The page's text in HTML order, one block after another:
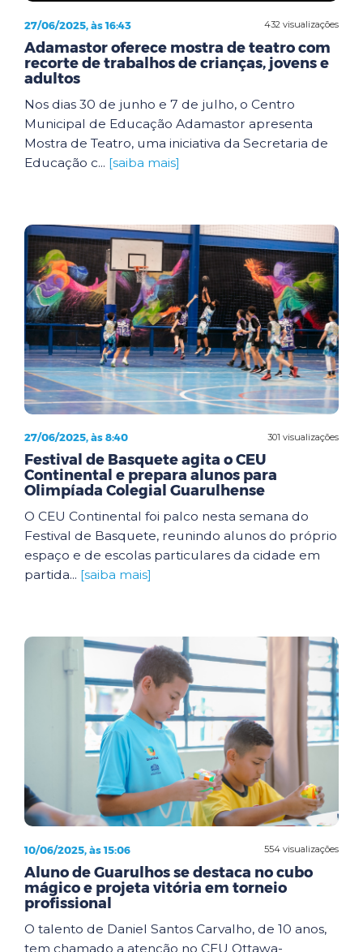
432 visualizações
27/06/2025, às 16:43
Adamastor oferece mostra de teatro com
recorte de trabalhos de crianças, jovens e
adultos
Nos dias 30 de junho e 7 de julho, o Centro
Municipal de Educação Adamastor apresenta
Mostra de Teatro, uma iniciativa da Secretaria de
Educação c... [saiba mais]
301 visualizações
27/06/2025, às 8:40
Festival de Basquete agita o CEU
Continental e prepara alunos para
Olimpíada Colegial Guarulhense
O CEU Continental foi palco nesta semana do
Festival de Basquete, reunindo alunos do próprio
espaço e de escolas particulares da cidade em
partida... [saiba mais]
554 visualizações
10/06/2025, às 15:06
Aluno de Guarulhos se destaca no cubo
mágico e projeta vitória em torneio
profissional
O talento de Daniel Santos Carvalho, de 10 anos,
tem chamado a atenção no CEU Ottawa-